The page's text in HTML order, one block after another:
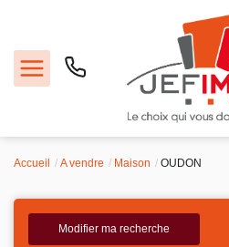
Louer
Accueil A vendre Maison OUDON
Modifier ma recherche